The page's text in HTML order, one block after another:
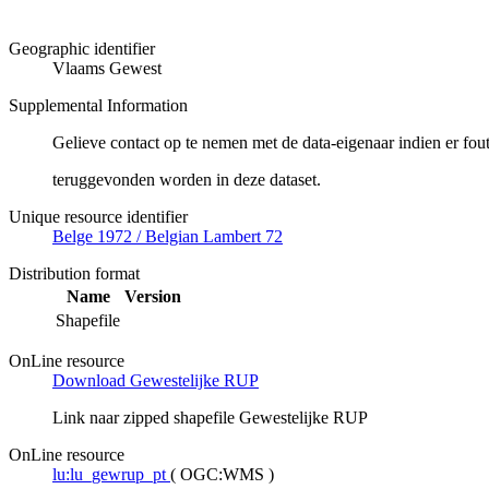
Geographic identifier
Vlaams Gewest
Supplemental Information
Gelieve contact op te nemen met de data-eigenaar indien er
teruggevonden worden in deze dataset.
Unique resource identifier
Belge 1972 / Belgian Lambert 72
Distribution format
Name
Version
Shapefile
OnLine resource
Download Gewestelijke RUP
Link naar zipped shapefile Gewestelijke RUP
OnLine resource
lu:lu_gewrup_pt( OGC:WMS )